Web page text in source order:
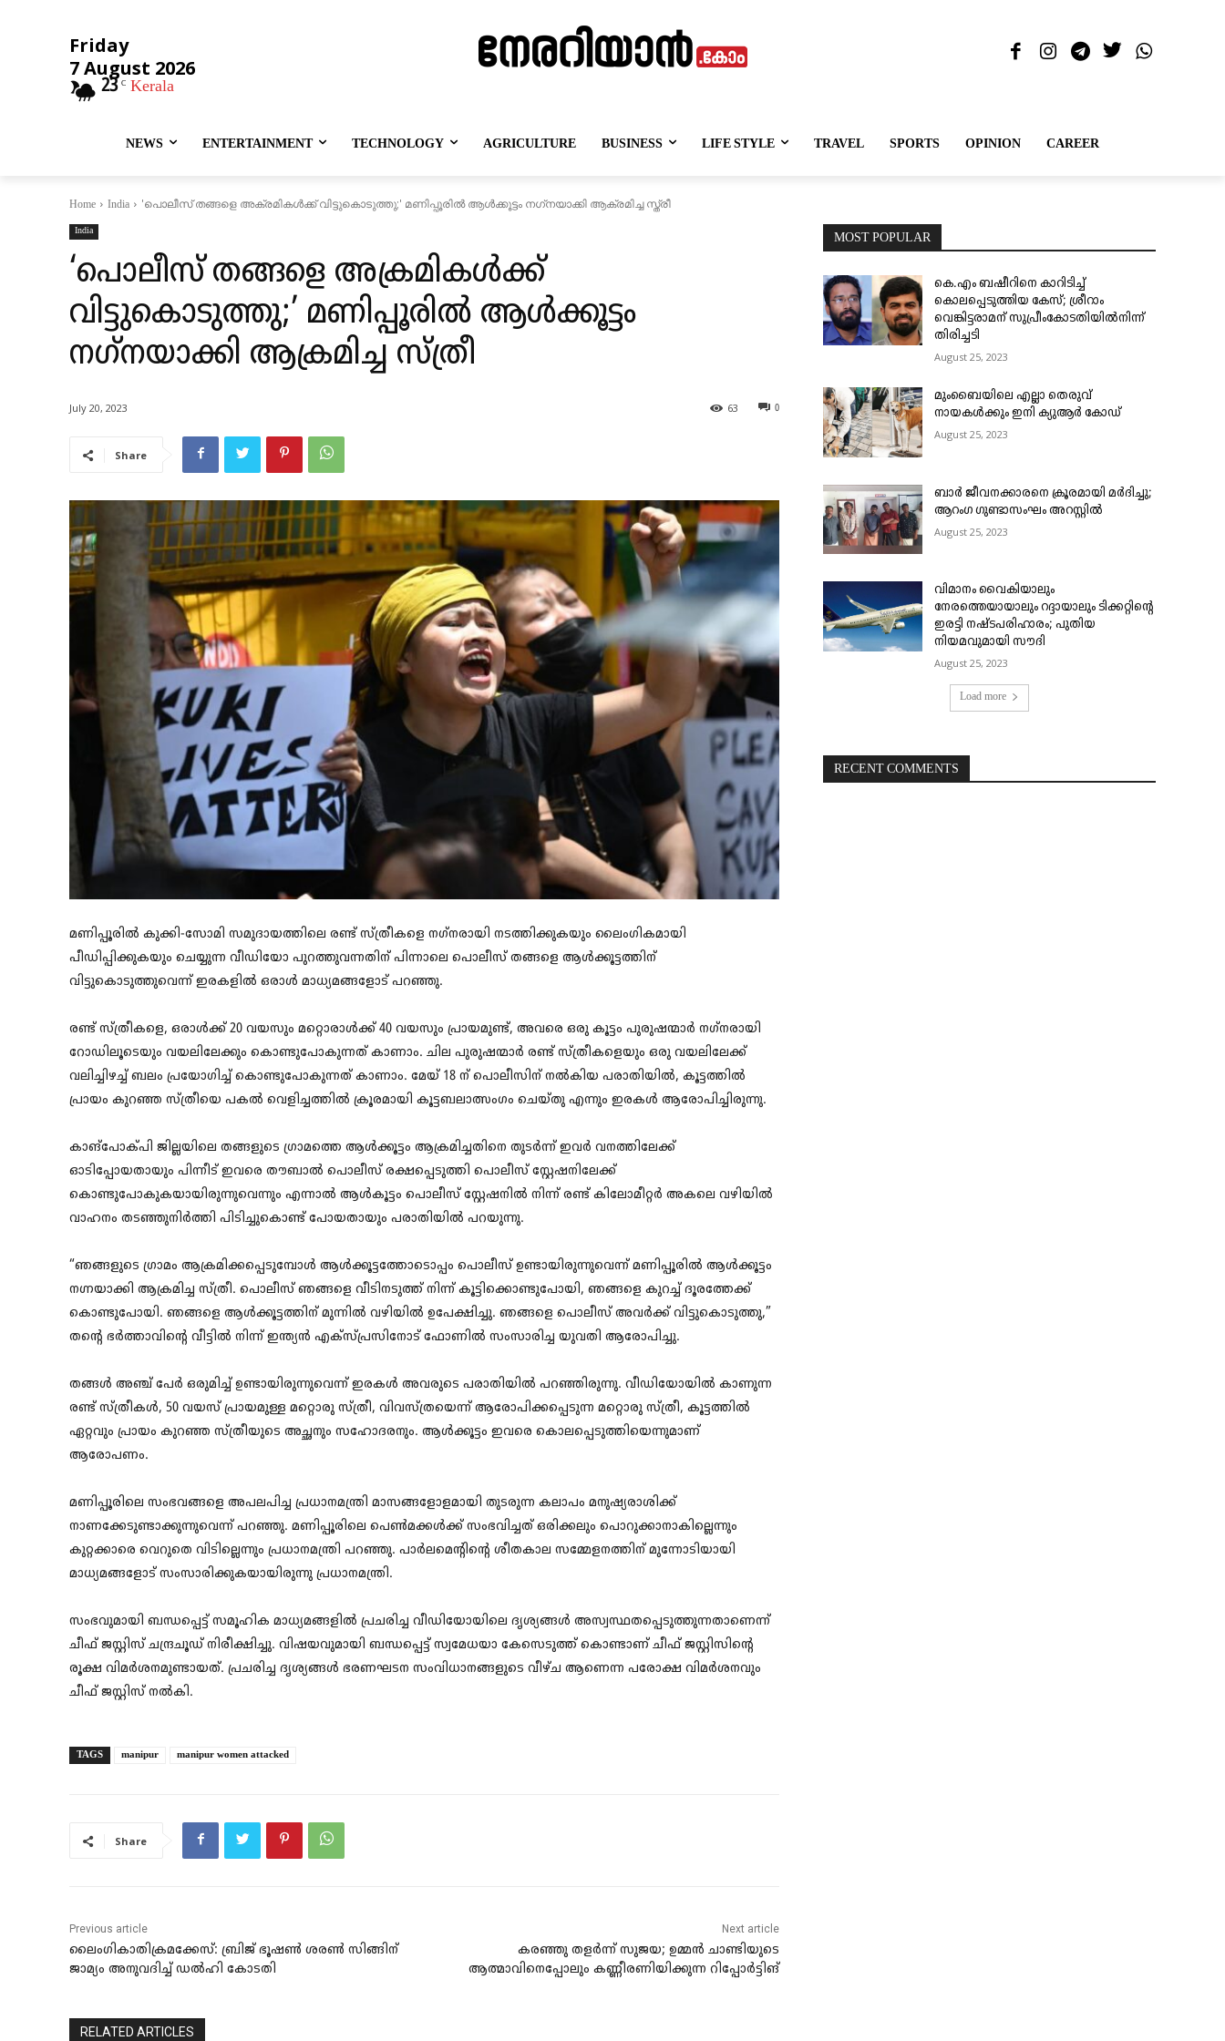
Friday
7 August 2026
23 C Kerala
NEWS ENTERTAINMENT TECHNOLOGY AGRICULTURE BUSINESS LIFE STYLE TRAVEL SPORTS OPINION CAREER
Home India 'പൊലീസ് തങ്ങളെ അക്രമികൾക്ക് വിട്ടുകൊടുത്തു;' മണിപ്പൂരിൽ ആൾക്കൂട്ടം നഗ്‌നയാക്കി ആക്രമിച്ച സ്ത്രീ
India
‘പൊലീസ് തങ്ങളെ അക്രമികൾക്ക്
വിട്ടുകൊടുത്തു;’ മണിപ്പൂരിൽ ആൾക്കൂട്ടം
നഗ്‌നയാക്കി ആക്രമിച്ച സ്ത്രീ
July 20, 2023 0
63
Share
മണിപ്പൂരിൽ കുക്കി-സോമി സമുദായത്തിലെ രണ്ട് സ്ത്രീകളെ നഗ്‌നരായി നടത്തിക്കുകയും ലൈംഗികമായി
പീഡിപ്പിക്കുകയും ചെയ്യുന്ന വീഡിയോ പുറത്തുവന്നതിന് പിന്നാലെ പൊലീസ് തങ്ങളെ ആൾക്കൂട്ടത്തിന്
വിട്ടുകൊടുത്തുവെന്ന് ഇരകളിൽ ഒരാൾ മാധ്യമങ്ങളോട് പറഞ്ഞു.
രണ്ട് സ്ത്രീകളെ, ഒരാൾക്ക് 20 വയസും മറ്റൊരാൾക്ക് 40 വയസും പ്രായമുണ്ട്, അവരെ ഒരു കൂട്ടം പുരുഷന്മാർ നഗ്‌നരായി
റോഡിലൂടെയും വയലിലേക്കും കൊണ്ടുപോകുന്നത് കാണാം. ചില പുരുഷന്മാർ രണ്ട് സ്ത്രീകളെയും ഒരു വയലിലേക്ക്
വലിച്ചിഴച്ച് ബലം പ്രയോഗിച്ച് കൊണ്ടുപോകുന്നത് കാണാം. മേയ് 18 ന് പൊലീസിന് നൽകിയ പരാതിയിൽ, കൂട്ടത്തിൽ
പ്രായം കുറഞ്ഞ സ്ത്രീയെ പകൽ വെളിച്ചത്തിൽ ക്രൂരമായി കൂട്ടബലാത്സംഗം ചെയ്തു എന്നും ഇരകൾ ആരോപിച്ചിരുന്നു.
കാങ്പോക്പി ജില്ലയിലെ തങ്ങളുടെ ഗ്രാമത്തെ ആൾക്കൂട്ടം ആക്രമിച്ചതിനെ തുടർന്ന് ഇവർ വനത്തിലേക്ക്
ഓടിപ്പോയതായും പിന്നീട് ഇവരെ തൗബാൽ പൊലീസ് രക്ഷപ്പെടുത്തി പൊലീസ് സ്റ്റേഷനിലേക്ക്
കൊണ്ടുപോകുകയായിരുന്നുവെന്നും എന്നാൽ ആൾകൂട്ടം പൊലീസ് സ്റ്റേഷനിൽ നിന്ന് രണ്ട് കിലോമീറ്റർ അകലെ വഴിയിൽ
വാഹനം തടഞ്ഞുനിർത്തി പിടിച്ചുകൊണ്ട് പോയതായും പരാതിയിൽ പറയുന്നു.
“ഞങ്ങളുടെ ഗ്രാമം ആക്രമിക്കപ്പെടുമ്പോൾ ആൾക്കൂട്ടത്തോടൊപ്പം പൊലീസ് ഉണ്ടായിരുന്നുവെന്ന് മണിപ്പൂരിൽ ആൾക്കൂട്ടം
നഗ്നയാക്കി ആക്രമിച്ച സ്ത്രീ. പൊലീസ് ഞങ്ങളെ വീടിനടുത്ത് നിന്ന് കൂട്ടിക്കൊണ്ടുപോയി, ഞങ്ങളെ കുറച്ച് ദൂരത്തേക്ക്
കൊണ്ടുപോയി. ഞങ്ങളെ ആൾക്കൂട്ടത്തിന് മുന്നിൽ വഴിയിൽ ഉപേക്ഷിച്ചു. ഞങ്ങളെ പൊലീസ് അവർക്ക് വിട്ടുകൊടുത്തു,”
തന്റെ ഭർത്താവിന്റെ വീട്ടിൽ നിന്ന് ഇന്ത്യൻ എക്സ്പ്രസിനോട് ഫോണിൽ സംസാരിച്ച യുവതി ആരോപിച്ചു.
തങ്ങൾ അഞ്ച് പേർ ഒരുമിച്ച് ഉണ്ടായിരുന്നുവെന്ന് ഇരകൾ അവരുടെ പരാതിയിൽ പറഞ്ഞിരുന്നു. വീഡിയോയിൽ കാണുന്ന
രണ്ട് സ്ത്രീകൾ, 50 വയസ് പ്രായമുള്ള മറ്റൊരു സ്ത്രീ, വിവസ്ത്രയെന്ന് ആരോപിക്കപ്പെടുന്ന മറ്റൊരു സ്ത്രീ, കൂട്ടത്തിൽ
ഏറ്റവും പ്രായം കുറഞ്ഞ സ്ത്രീയുടെ അച്ഛനും സഹോദരനും. ആൾക്കൂട്ടം ഇവരെ കൊലപ്പെടുത്തിയെന്നുമാണ്
ആരോപണം.
മണിപ്പൂരിലെ സംഭവങ്ങളെ അപലപിച്ച പ്രധാനമന്ത്രി മാസങ്ങളോളമായി തുടരുന്ന കലാപം മനുഷ്യരാശിക്ക്
നാണക്കേടുണ്ടാക്കുന്നുവെന്ന് പറഞ്ഞു. മണിപ്പൂരിലെ പെൺമക്കൾക്ക് സംഭവിച്ചത് ഒരിക്കലും പൊറുക്കാനാകില്ലെന്നും
കുറ്റക്കാരെ വെറുതെ വിടില്ലെന്നും പ്രധാനമന്ത്രി പറഞ്ഞു. പാർലമെന്റിന്റെ ശീതകാല സമ്മേളനത്തിന് മുന്നോടിയായി
മാധ്യമങ്ങളോട് സംസാരിക്കുകയായിരുന്നു പ്രധാനമന്ത്രി.
സംഭവുമായി ബന്ധപ്പെട്ട് സമൂഹിക മാധ്യമങ്ങളിൽ പ്രചരിച്ച വീഡിയോയിലെ ദൃശ്യങ്ങൾ അസ്വസ്ഥതപ്പെടുത്തുന്നതാണെന്ന്
ചീഫ് ജസ്റ്റിസ് ചന്ദ്രചൂഡ് നിരീക്ഷിച്ചു. വിഷയവുമായി ബന്ധപ്പെട്ട് സ്വമേധയാ കേസെടുത്ത് കൊണ്ടാണ് ചീഫ് ജസ്റ്റിസിന്റെ
രൂക്ഷ വിമർശനമുണ്ടായത്. പ്രചരിച്ച ദൃശ്യങ്ങൾ ഭരണഘടന സംവിധാനങ്ങളുടെ വീഴ്ച ആണെന്ന പരോക്ഷ വിമർശനവും
ചീഫ് ജസ്റ്റിസ് നൽകി.
TAGS manipur manipur women attacked
Share
Previous article
ലൈംഗികാതിക്രമക്കേസ്: ബ്രിജ് ഭൂഷണ്‍ ശരണ്‍ സിങ്ങിന്
ജാമ്യം അനുവദിച്ച് ഡല്‍ഹി കോടതി
Next article
കരഞ്ഞു തളർന്ന് സുജയ; ഉമ്മൻ ചാണ്ടിയുടെ
ആത്മാവിനെപ്പോലും കണ്ണീരണിയിക്കുന്ന റിപ്പോർട്ടിങ്
RELATED ARTICLES
MOST POPULAR
കെ.എം ബഷീറിനെ കാറിടിച്ച്
കൊലപ്പെടുത്തിയ കേസ്; ശ്രീറാം
വെങ്കിട്ടരാമന് സുപ്രീംകോടതിയിൽനിന്ന്
തിരിച്ചടി
August 25, 2023
മുംബൈയിലെ എല്ലാ തെരുവ്
നായകൾക്കും ഇനി ക്യുആർ കോഡ്
August 25, 2023
ബാർ ജീവനക്കാരനെ ക്രൂരമായി മർദിച്ചു;
ആറംഗ ഗുണ്ടാസംഘം അറസ്റ്റിൽ
August 25, 2023
വിമാനം വൈകിയാലും
നേരത്തെയായാലും റദ്ദായാലും ടിക്കറ്റിന്റെ
ഇരട്ടി നഷ്ടപരിഹാരം; പുതിയ
നിയമവുമായി സൗദി
August 25, 2023
Load more
RECENT COMMENTS